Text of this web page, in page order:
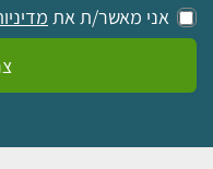
אני מאשר/ת את